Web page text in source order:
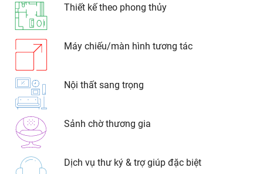
Thiết kế theo phong thủy
Máy chiếu/màn hình tương tác
Nội thất sang trọng
Sảnh chờ thương gia
Dịch vụ thư ký & trợ giúp đặc biệt